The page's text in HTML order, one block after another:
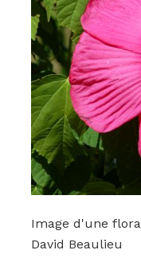
Image d'une
David Beaulieu